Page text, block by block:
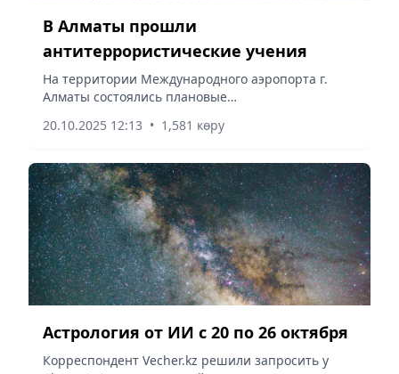
В Алматы прошли
антитеррористические учения
На территории Международного аэропорта г.
Алматы состоялись плановые
Алматинским городским оперативным штабом по
20.10.2025 12:13 • 1,581 көру
Астрология от ИИ с 20 по 26 октября
Корреспондент Vecher.kz решили запросить у